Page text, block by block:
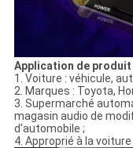
Application de produit
1. Voiture : véhicule,
2. Marques : Toyota,
3. Supermarché
magasin audio de
d'automobile ;
4. Approprié à la voiture